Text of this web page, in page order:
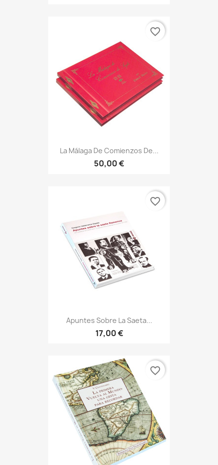
La Málaga De Comienzos De...
50,00 €
favorite_border
Apuntes Sobre La Saeta...
17,00 €
favorite_border
favorite_border